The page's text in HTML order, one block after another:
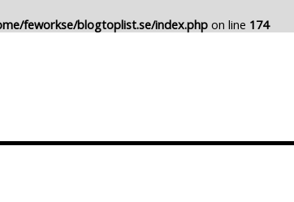
feworkse/blogtoplist.se/index.phpon line 174